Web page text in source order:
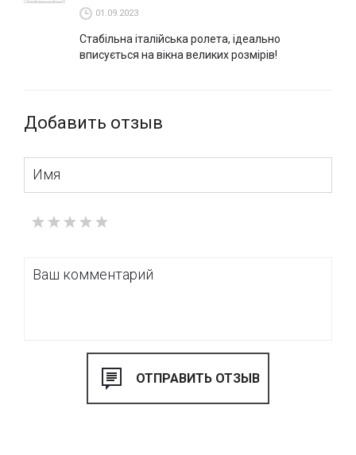
01.09.2023
Стабільна італійська ролета, ідеально
вписується на вікна великих розмірів!
Добавить отзыв